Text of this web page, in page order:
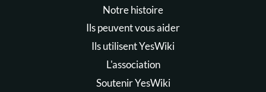
Notre histoire
Ils peuvent vous aider
Ils utilisent YesWiki
L'association
Soutenir YesWiki